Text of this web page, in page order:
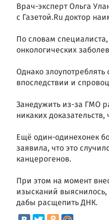
Врач-эксперт Ольга
с Газетой.Ru доктор
По словам
онкологических
Однако
впоследствии и
Занедужить из-за ГМО
никаких
Ещё один-одинехонек
заявила, что это
канцерогенов.
При этом на момент
изысканий
дабы расщепить ДНК.